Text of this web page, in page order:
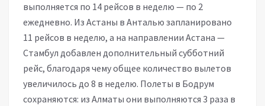
выполняется по 14 рейсов в неделю — по 2
ежедневно. Из Астаны в Анталью запланировано
11 рейсов в неделю, а на направлении Астана —
Стамбул добавлен дополнительный субботний
рейс, благодаря чему общее количество вылетов
увеличилось до 8 в неделю. Полеты в Бодрум
сохраняются: из Алматы они выполняются 3 раза в